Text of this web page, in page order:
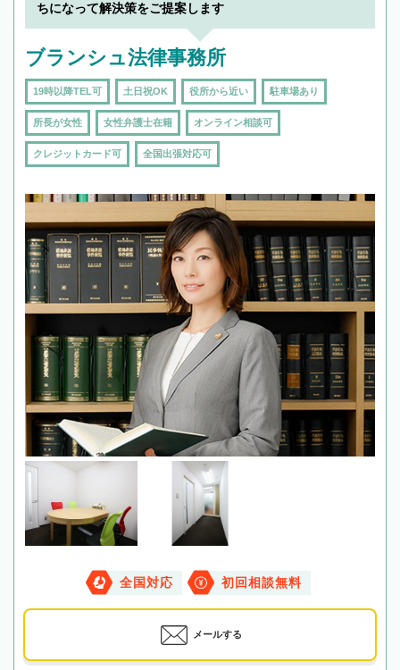
ちになって解決策をご提案します
ブランシュ法律事務所
19時以降TEL可 土日祝OK 役所から近い 駐車場あり
所長が女性 女性弁護士在籍 オンライン相談可
クレジットカード可 全国出張対応可
全国対応 初回相談無料
メールする